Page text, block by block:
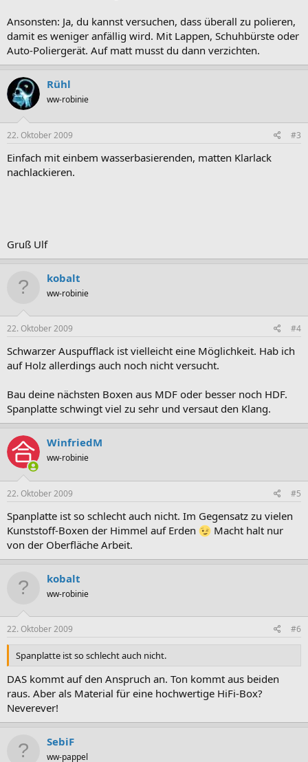
Ansonsten: Ja, du kannst versuchen, dass überall zu polieren,
damit es weniger anfällig wird. Mit Lappen, Schuhbürste oder
Auto-Poliergerät. Auf matt musst du dann verzichten.
Rühl
ww-robinie
22. Oktober 2009 #3
Einfach mit einbem wasserbasierenden, matten Klarlack
nachlackieren.
Gruß Ulf
kobalt
ww-robinie
22. Oktober 2009 #4
Schwarzer Auspufflack ist vielleicht eine Möglichkeit. Hab ich
auf Holz allerdings auch noch nicht versucht.
Bau deine nächsten Boxen aus MDF oder besser noch HDF.
Spanplatte schwingt viel zu sehr und versaut den Klang.
WinfriedM
ww-robinie
22. Oktober 2009 #5
Spanplatte ist so schlecht auch nicht. Im Gegensatz zu vielen
Kunststoff-Boxen der Himmel auf Erden
Macht halt nur
von der Oberfläche Arbeit.
kobalt
ww-robinie
22. Oktober 2009 #6
Spanplatte ist so schlecht auch nicht.
DAS kommt auf den Anspruch an. Ton kommt aus beiden
raus. Aber als Material für eine hochwertige HiFi-Box?
Neverever!
SebiF
ww-pappel